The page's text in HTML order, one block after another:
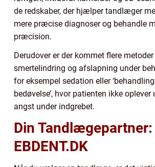
de redskaber, der hjælper tandlæger
mere præcise diagnoser og behandle
præcision.
Derudover er der kommet flere
smertelindring og afslapning under
for eksempel sedation eller
bedøvelse’, hvor patienten ikke oplever
angst under indgrebet.
Din Tandlægepartner:
EBDENT.DK